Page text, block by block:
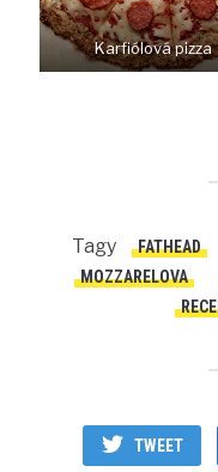
Karfiólová pizza
Tagy FATHEAD
MOZZARELOVA
TWEET